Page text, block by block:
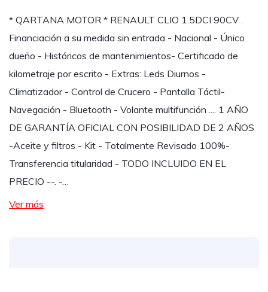
* QARTANA MOTOR * RENAULT CLIO 1.5DCI 90CV .
Financiación a su medida sin entrada - Nacional - Único
dueño - Históricos de mantenimientos- Certificado de
kilometraje por escrito - Extras: Leds Diurnos -
Climatizador - Control de Crucero - Pantalla Táctil-
Navegación - Bluetooth - Volante multifunción .... 1 AÑO
DE GARANTÍA OFICIAL CON POSIBILIDAD DE 2 AÑOS
-Aceite y filtros - Kit - Totalmente Revisado 100%-
Transferencia titularidad - TODO INCLUIDO EN EL
PRECIO --. -…
Ver más